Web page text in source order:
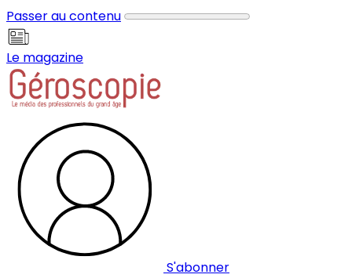
Passer au contenu
Le magazine
S'abonner
Panneau de gestion des cookies